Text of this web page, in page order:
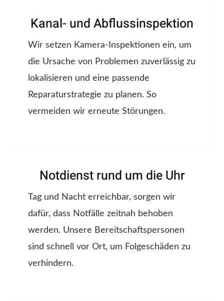
Kanal- und Abflussinspektion
Wir setzen Kamera-Inspektionen ein, um
die Ursache von Problemen zuverlässig zu
lokalisieren und eine passende
Reparaturstrategie zu planen. So
vermeiden wir erneute Störungen.
Notdienst rund um die Uhr
Tag und Nacht erreichbar, sorgen wir
dafür, dass Notfälle zeitnah behoben
werden. Unsere Bereitschaftspersonen
sind schnell vor Ort, um Folgeschäden zu
verhindern.